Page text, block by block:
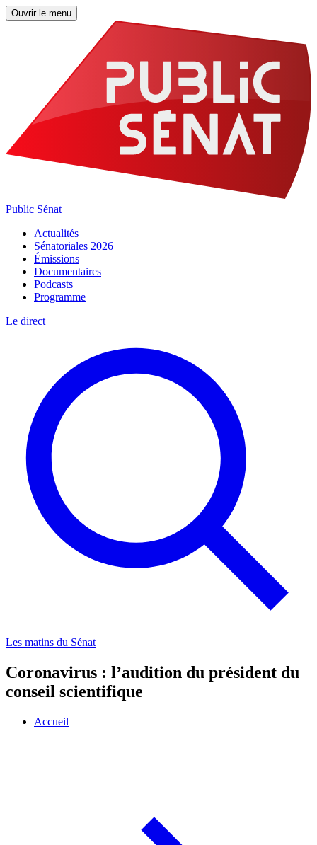
Ouvrir le menu
Public Sénat
Actualités
Sénatoriales 2026
Émissions
Documentaires
Podcasts
Programme
Le direct
Les matins du Sénat
Coronavirus : l’audition du président du
conseil scientifique
Accueil